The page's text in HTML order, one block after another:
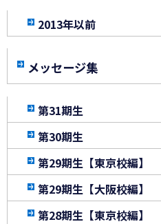
2013年以前
メッセージ集
第31期生
第30期生
第29期生【東京校編】
第29期生【大阪校編】
第28期生【東京校編】